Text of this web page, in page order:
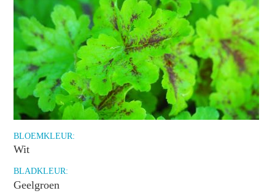
BLOEMKLEUR:
Wit
BLADKLEUR:
Geelgroen